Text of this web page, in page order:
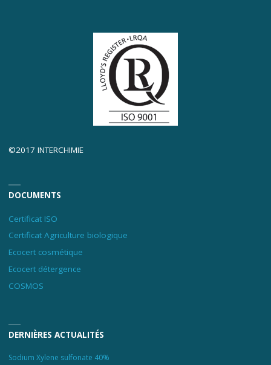
©2017 INTERCHIMIE
DOCUMENTS
Certificat ISO
Certificat Agriculture biologique
Ecocert cosmétique
Ecocert détergence
COSMOS
DERNIÈRES ACTUALITÉS
Sodium Xylene sulfonate 40%